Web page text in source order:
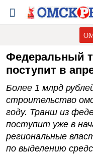
Федеральный
поступит в
Более 1 млрд
строительство
году. Транш из
поступит уже в
региональные
по выделению